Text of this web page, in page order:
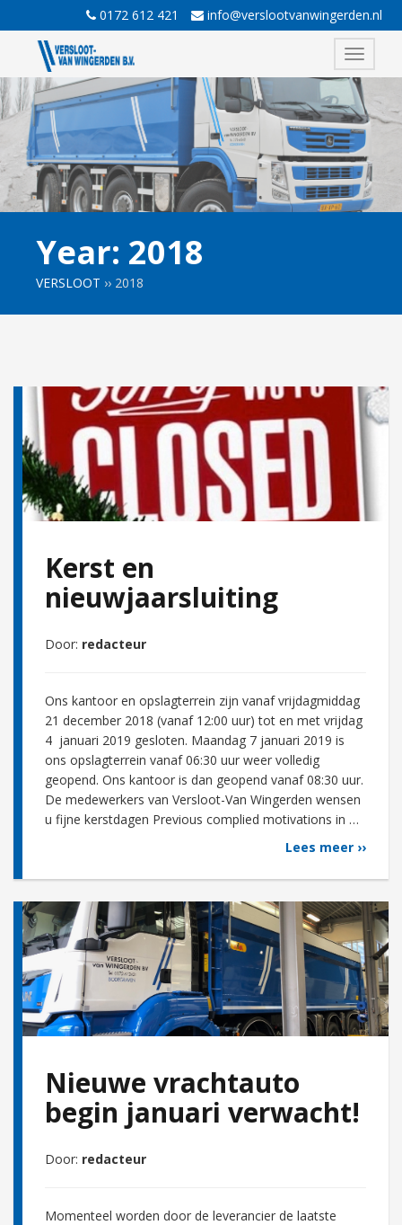
info@verslootvanwingerden.nl
0172 612 421
Toggle
Year: 2018
VERSLOOT ›› 2018
Kerst en
nieuwjaarsluiting
Door: redacteur
Ons kantoor en opslagterrein zijn vanaf vrijdagmiddag
21 december 2018 (vanaf 12:00 uur) tot en met vrijdag
4 januari 2019 gesloten. Maandag 7 januari 2019 is
ons opslagterrein vanaf 06:30 uur weer volledig
geopend. Ons kantoor is dan geopend vanaf 08:30 uur.
De medewerkers van Versloot-Van Wingerden wensen
u fijne kerstdagen Previous complied motivations in …
Lees meer ››
Nieuwe vrachtauto
begin januari verwacht!
Door: redacteur
Momenteel worden door de leverancier de laatste